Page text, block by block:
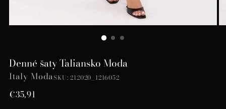
Denné šaty Taliansko Moda
Italy ModaSKU: 212020_1216052
Bežná
€35,91